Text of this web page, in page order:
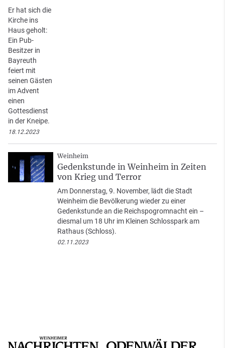
Er hat sich die
Kirche ins
Haus geholt:
Ein Pub-
Besitzer in
Bayreuth
feiert mit
seinen Gästen
im Advent
einen
Gottesdienst
in der Kneipe.
18.12.2023
Weinheim
Gedenkstunde in Weinheim in Zeiten
von Krieg und Terror
Am Donnerstag, 9. November, lädt die Stadt
Weinheim die Bevölkerung wieder zu einer
Gedenkstunde an die Reichspogromnacht ein –
diesmal um 18 Uhr im Kleinen Schlosspark am
Rathaus (Schloss).
02.11.2023